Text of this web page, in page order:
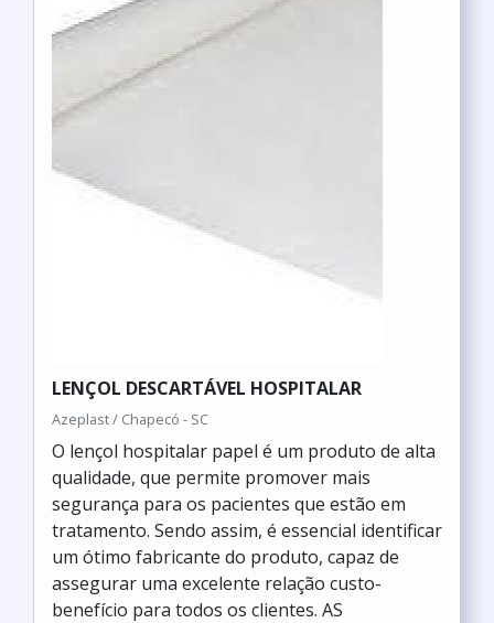
LENÇOL DESCARTÁVEL HOSPITALAR
Azeplast / Chapecó - SC
O lençol hospitalar papel é um produto de alta
qualidade, que permite promover mais
segurança para os pacientes que estão em
tratamento. Sendo assim, é essencial identificar
um ótimo fabricante do produto, capaz de
assegurar uma excelente relação custo-
benefício para todos os clientes. AS